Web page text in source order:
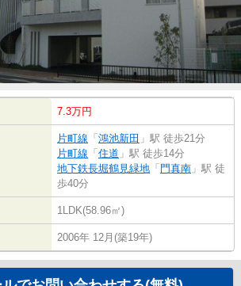
7.3万円
片町線 「 鴻池新田 」駅 徒歩21分
片町線 「 住道 」駅 徒歩14分
地下鉄長堀鶴見緑地 「 門真南 」駅 徒
歩40分
1LDK(58.96㎡)
2006年 12月(築19年)